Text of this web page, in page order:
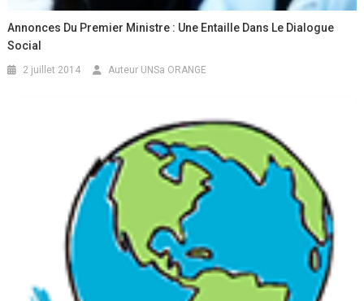
Annonces Du Premier Ministre : Une Entaille Dans Le Dialogue
Social
2 juillet 2014 Auteur UNSa ORANGE